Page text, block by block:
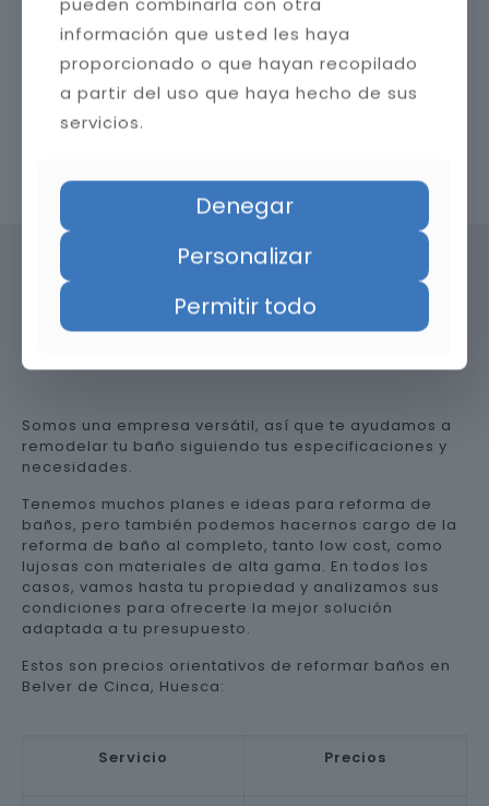
Contacta con nosotros
Precio de reformar el baño en
Huesca
Somos una empresa versátil, así que te ayudamos a
remodelar tu baño siguiendo tus especificaciones y
necesidades.
Tenemos muchos planes e ideas para reforma de
baños, pero también podemos hacernos cargo de la
reforma de baño al completo, tanto low cost, como
lujosas con materiales de alta gama. En todos los
casos, vamos hasta tu propiedad y analizamos sus
condiciones para ofrecerte la mejor solución
adaptada a tu presupuesto.
Estos son precios orientativos de reformar baños en
Belver de Cinca, Huesca:
Servicio Precios
información que usted les haya
proporcionado o que hayan recopilado
a partir del uso que haya hecho de sus
servicios.
Denegar
Personalizar
Permitir todo